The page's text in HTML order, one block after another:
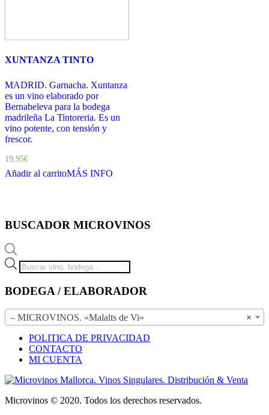
XUNTANZA TINTO
MADRID. Garnacha. Xuntanza
es un vino elaborado por
Bernabeleva para la bodega
madrileña La Tintoreria. Es un
vino potente, con tensión y
frescor.
19,95€
Añadir al carritoMÁS INFO
BUSCADOR MICROVINOS
Búsqueda
de
BODEGA / ELABORADOR
×
– MICROVINOS. «Malalts de Vi»
POLITICA DE PRIVACIDAD
CONTACTO
MI CUENTA
Microvinos © 2020. Todos los derechos reservados.